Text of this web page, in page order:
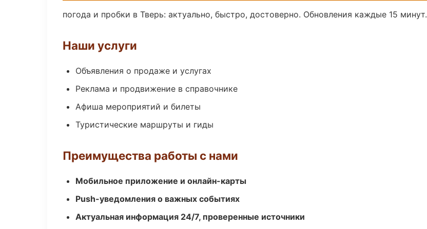
погода и пробки в Тверь: актуально, быстро, достоверно. Обновления каждые 15 минут.
Наши услуги
Объявления о продаже и услугах
Реклама и продвижение в справочнике
Афиша мероприятий и билеты
Туристические маршруты и гиды
Преимущества работы с нами
Мобильное приложение и онлайн-карты
Push-уведомления о важных событиях
Актуальная информация 24/7, проверенные источники